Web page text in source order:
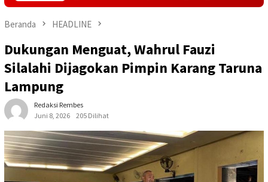
Beranda HEADLINE
Dukungan Menguat, Wahrul Fauzi
Silalahi Dijagokan Pimpin Karang Taruna
Lampung
Redaksi Rembes
Juni 8, 2026
205 Dilihat